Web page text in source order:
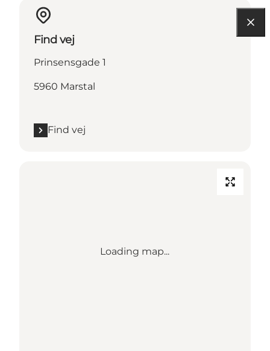
Find vej
Prinsensgade 1
5960 Marstal
Find vej
Loading map...